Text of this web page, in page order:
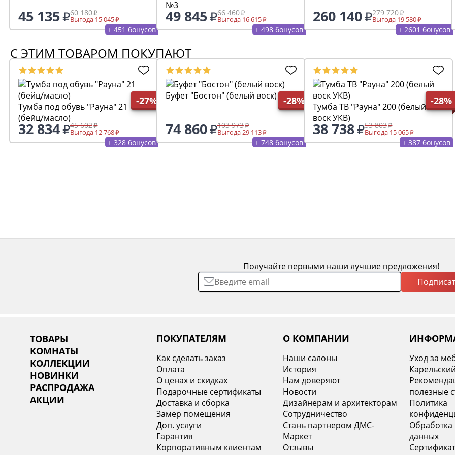
45 135 60 180
Выгода 15 045
+ 451 бонусов
№3
49 845 66 460
Выгода 16 615
+ 498 бонусов
260 140 279 720
Выгода 19 580
+ 2601 бонусов
С ЭТИМ ТОВАРОМ ПОКУПАЮТ
-27%
Тумба под обувь "Рауна" 21
(бейц/масло)
32 834 45 602
Выгода 12 768
+ 328 бонусов
-28%
Буфет "Бостон" (белый воск)
74 860 103 973
Выгода 29 113
+ 748 бонусов
-28%
Тумба ТВ "Рауна" 200 (белый
воск УКВ)
38 738 53 803
Выгода 15 065
+ 387 бонусов
Получайте первыми наши лучшие предложения!
ТОВАРЫ
КОМНАТЫ
КОЛЛЕКЦИИ
НОВИНКИ
РАСПРОДАЖА
АКЦИИ
ПОКУПАТЕЛЯМ
Как сделать заказ
Оплата
О ценах и скидках
Подарочные сертификаты
Доставка и сборка
Замер помещения
Доп. услуги
Гарантия
Корпоративным клиентам
О КОМПАНИИ
Наши салоны
История
Нам доверяют
Новости
Дизайнерам и архитекторам
Сотрудничество
Стань партнером ДМС-
Маркет
Отзывы
Уход за
полезные
Политика
данных